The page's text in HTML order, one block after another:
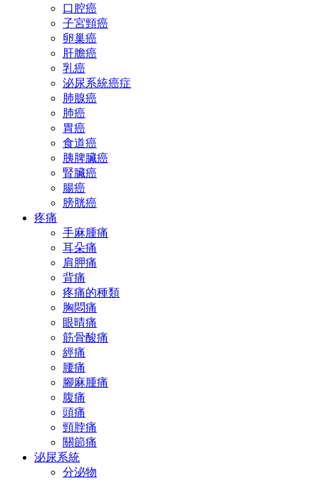
口腔癌
子宮頸癌
卵巢癌
肝膽癌
乳癌
泌尿系統癌症
肺腺癌
肺癌
胃癌
食道癌
胰脾臟癌
腎臟癌
腸癌
膀胱癌
疼痛
手麻腫痛
耳朵痛
肩胛痛
背痛
疼痛的種類
胸悶痛
眼晴痛
筋骨酸痛
經痛
腰痛
腳麻腫痛
腹痛
頭痛
頸脖痛
關節痛
泌尿系統
分泌物